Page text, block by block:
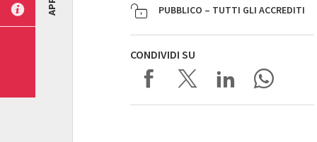
PUBBLICO – TUTTI GLI ACCREDITI
CONDIVIDI SU